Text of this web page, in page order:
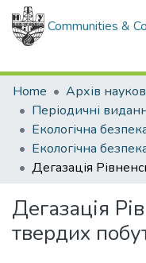
Communities &
Home
Дегазація
твердих